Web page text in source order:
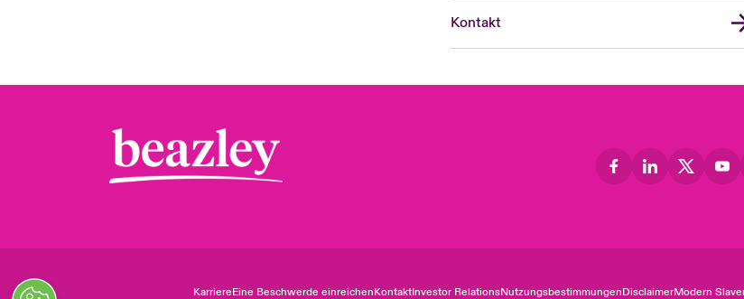
Kontakt
KarriereEine Beschwerde einreichenKontaktInvestor RelationsNutzungsbestimmungenDisclaimerModern